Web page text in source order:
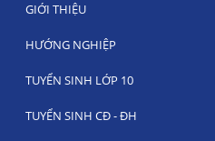
GIỚI THIỆU
HƯỚNG NGHIỆP
TUYỂN SINH LỚP 10
TUYỂN SINH CĐ - ĐH